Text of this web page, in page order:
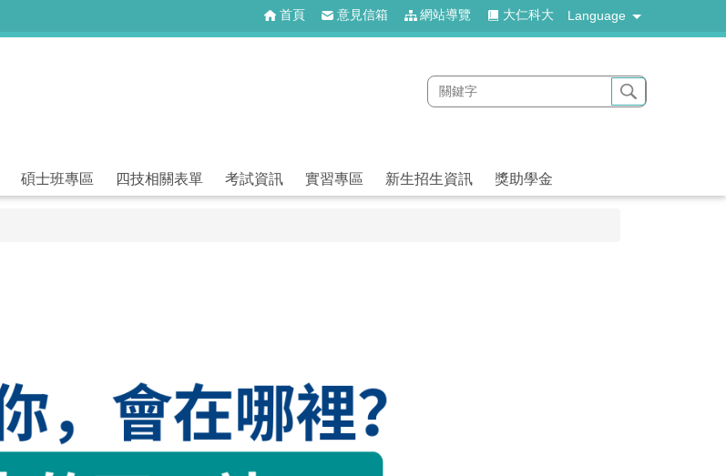
首頁 意見信箱 網站導覽 大仁科大 Language
碩士班專區 四技相關表單 考試資訊 實習專區 新生招生資訊 獎助學金